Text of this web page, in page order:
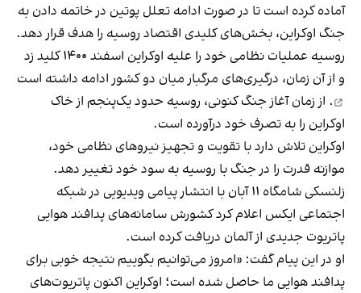
آماده کرده است تا در صورت ادامه تعلل پوتین در خاتمه دادن به
جنگ اوکراین، بخش‌های کلیدی اقتصاد روسیه را هدف قرار دهد.
روسیه عملیات نظامی خود را علیه اوکراین اسفند ۱۴۰۰ کلید زد
و از آن زمان، درگیری‌های مرگبار میان دو کشورادامه داشته است
. از زمان آغاز جنگ کنونی، روسیه حدود یک‌پنجم از خاک
اوکراین را به تصرف خود درآورده است.
اوکراین تلاش دارد با تقویت و تجهیز نیروهای نظامی خود،
موازنه قدرت را در جنگ با روسیه به سود خود تغییر دهد.
زلنسکی شامگاه ۱۱ آبان با انتشار پیامی ویدیویی در شبکه
اجتماعی ایکس اعلام کرد کشورش سامانه‌های پدافند هوایی
پاتریوت جدیدی از آلمان دریافت کرده است.
او در این پیام گفت: «امروز می‌توانیم بگوییم نتیجه خوبی برای
پدافند هوایی ما حاصل شده است؛ اوکراین اکنون پاتریوت‌های